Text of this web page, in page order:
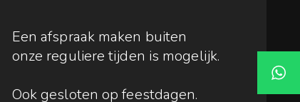
Een afspraak maken buiten
onze reguliere tijden is mogelijk.
Ook gesloten op feestdagen.